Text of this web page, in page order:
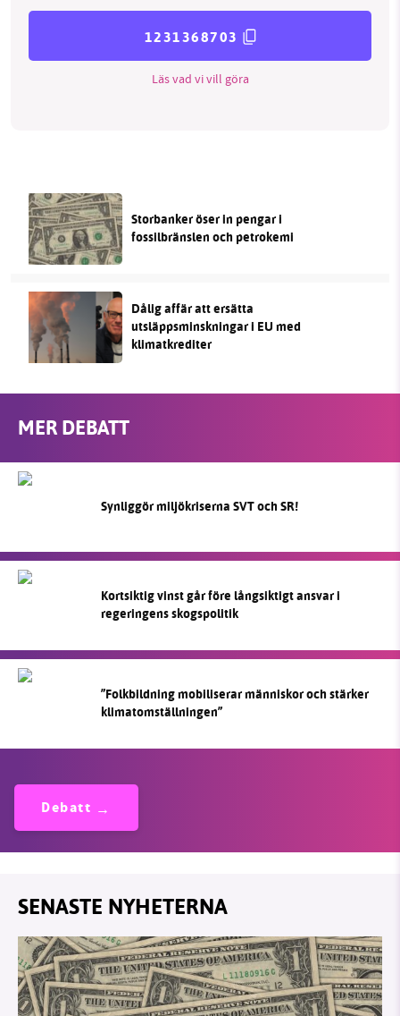
1231368703
Läs vad vi vill göra
Storbanker öser in pengar i
fossilbränslen och petrokemi
Dålig affär att ersätta
utsläppsminskningar i EU med
klimatkrediter
MER DEBATT
Synliggör miljökriserna SVT och SR!
Kortsiktig vinst går före långsiktigt ansvar i
regeringens skogspolitik
”Folkbildning mobiliserar människor och stärker
klimatomställningen”
Debatt
SENASTE NYHETERNA